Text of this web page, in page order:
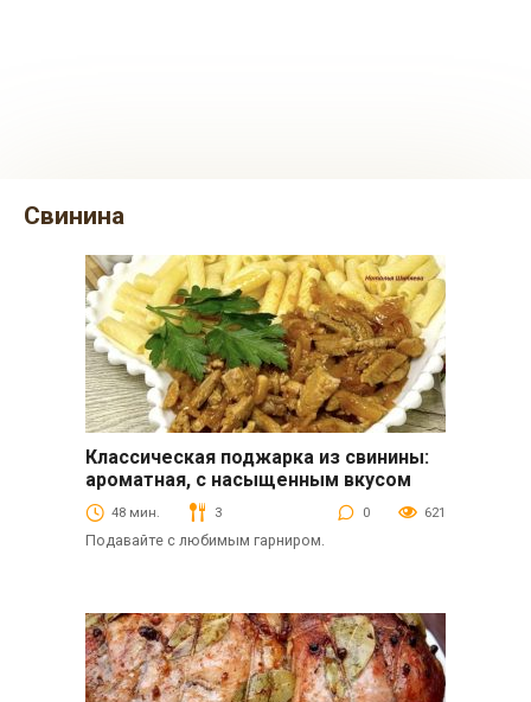
свинина
Классическая поджарка из свинины:
ароматная, с насыщенным вкусом
48 мин. 3 0 621
Подавайте с любимым гарниром.